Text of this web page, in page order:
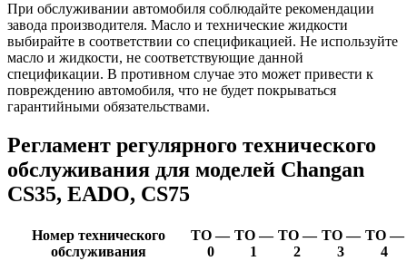
При обслуживании автомобиля соблюдайте рекомендации
завода производителя. Масло и технические жидкости
выбирайте в соответствии со спецификацией. Не используйте
масло и жидкости, не соответствующие данной
спецификации. В противном случае это может привести к
повреждению автомобиля, что не будет покрываться
гарантийными обязательствами.
Регламент регулярного технического
обслуживания для моделей Changan
CS35, EADO, CS75
Номер технического
обслуживания
ТО —
0
ТО —
1
ТО —
2
ТО —
3
ТО —
4